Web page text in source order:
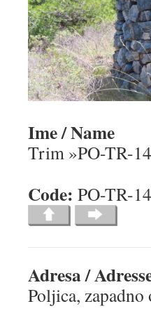
Ime / Name
Trim »PO-TR-
Code:
Adresa /
Poljica, zapadno